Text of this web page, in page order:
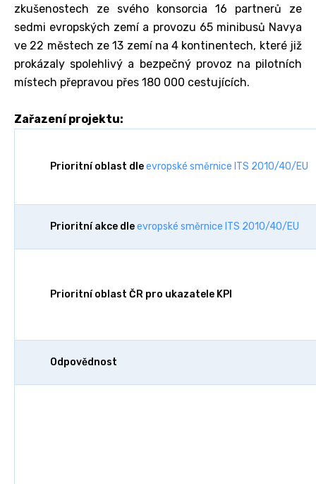
zkušenostech ze svého konsorcia 16 partnerů ze
sedmi evropských zemí a provozu 65 minibusů Navya
ve 22 městech ze 13 zemí na 4 kontinentech, které již
prokázaly spolehlivý a bezpečný provoz na pilotních
místech přepravou přes 180 000 cestujících.
Zařazení projektu:
Prioritní oblast dleevropské směrnice ITS 2010/40/EU
Prioritní akce dleevropské směrnice ITS 2010/40/EU
Prioritní oblast ČR pro ukazatele KPI
Odpovědnost